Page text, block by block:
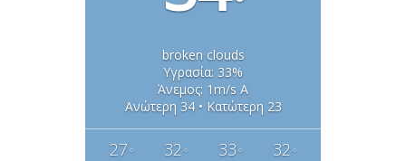
broken clouds
Υγρασία: 33%
Άνεμος: 1m/s Α
Ανώτερη 34 • Κατώτερη 23
27 ° 32 ° 33 ° 32 °